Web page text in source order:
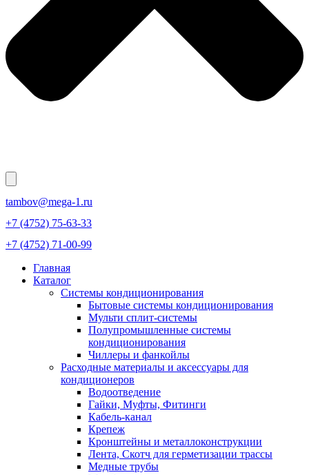
tambov@mega-1.ru
+7 (4752) 75-63-33
+7 (4752) 71-00-99
Главная
Каталог
Системы кондиционирования
Бытовые системы кондиционирования
Мульти сплит-системы
Полупромышленные системы
кондиционирования
Чиллеры и фанкойлы
Расходные материалы и аксессуары для
кондиционеров
Водоотведение
Гайки, Муфты, Фитинги
Кабель-канал
Крепеж
Кронштейны и металлоконструкции
Лента, Скотч для герметизации трассы
Медные трубы